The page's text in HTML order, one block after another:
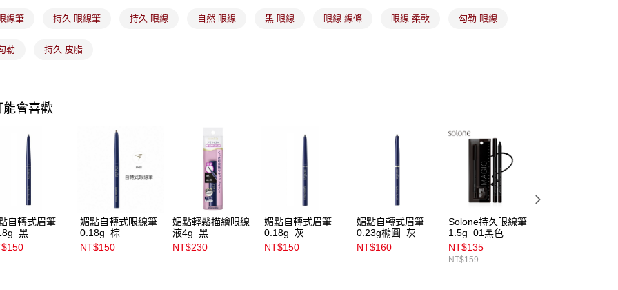
1.分期款項不併入電信帳單，「大哥付你分期」於每月結算日後寄送繳費提
醒簡訊。
資料（包含姓名、電話或地址）提供予台灣大哥大進項蒐集、處理及利
用，由本公司與您本人進行分期帳單所需資料之確認、核對及更正。
3.完整用戶服務條款，請詳閱以下連結：
https://oppay.tw/userRule
付款後全家取貨
每筆NT$100，滿NT$899(含以上)免運費
宅配(離島)
每筆NT$300，滿NT$3,000(含以上)免運費
付款後門市自取
每筆NT$100，滿NT$399(含以上)免運費
線筆 持久 眼線筆 持久 眼線 自然 眼線 黑 眼線 眼線 線條 眼線 柔軟 勾勒 眼線
勒 持久 皮脂
能會喜歡
自轉式眉筆
黑
媚點自轉式眼線筆
0.18g_棕
NT$150
媚點輕鬆描繪眼線
液4g_黑
NT$230
媚點自轉式眉筆
0.18g_灰
NT$150
媚點自轉式眉筆
0.23g橢圓_灰
NT$160
Solone持久眼線筆
1.5g_01黑色
NT$135
NT$159